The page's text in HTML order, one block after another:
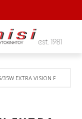
EXTRA VISION PHILIPS